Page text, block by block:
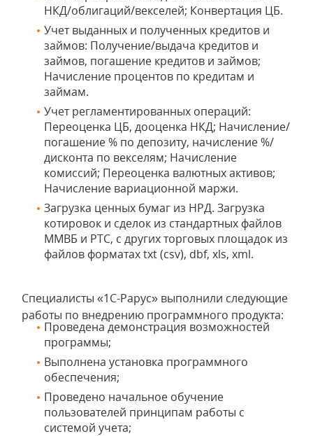
НКД/облигаций/векселей; Конвертация ЦБ.
Учет выданных и полученных кредитов и
займов: Получение/выдача кредитов и
займов, погашение кредитов и займов;
Начисление процентов по кредитам и
займам.
Учет регламентированных операций:
Переоценка ЦБ, дооценка НКД; Начисление/
погашение % по депозиту, начисление %/
дисконта по векселям; Начисление
комиссий; Переоценка валютных активов;
Начисление вариационной маржи.
Загрузка ценных бумаг из НРД. Загрузка
котировок и сделок из стандартных файлов
ММВБ и РТС, с других торговых площадок из
файлов форматах txt (csv), dbf, xls, xml.
Специалисты «1С-Рарус» выполнили следующие
работы по внедрению программного продукта:
Проведена демонстрация возможностей
программы;
Выполнена установка программного
обеспечения;
Проведено начальное обучение
пользователей принципам работы с
системой учета;